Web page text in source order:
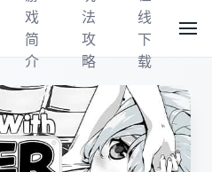
戏
简
介
法
攻
略
线
下
载